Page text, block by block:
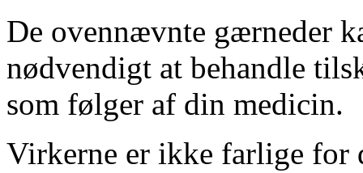
De ovennævnte gærneder
nødvendigt at behandle
som følger af din medicin.
Virkerne er ikke farlige for